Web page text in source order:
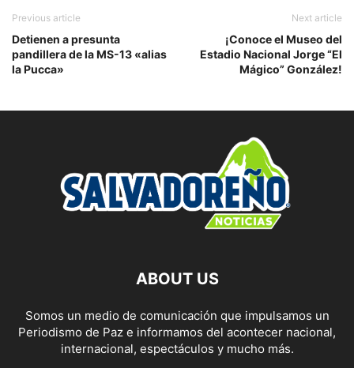
Previous article
Detienen a presunta
pandillera de la MS-13 «alias
la Pucca»
Next article
¡Conoce el Museo del
Estadio Nacional Jorge “El
Mágico” González!
ABOUT US
Somos un medio de comunicación que impulsamos un
Periodismo de Paz e informamos del acontecer nacional,
internacional, espectáculos y mucho más.